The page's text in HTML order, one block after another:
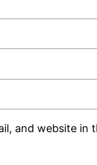
and website